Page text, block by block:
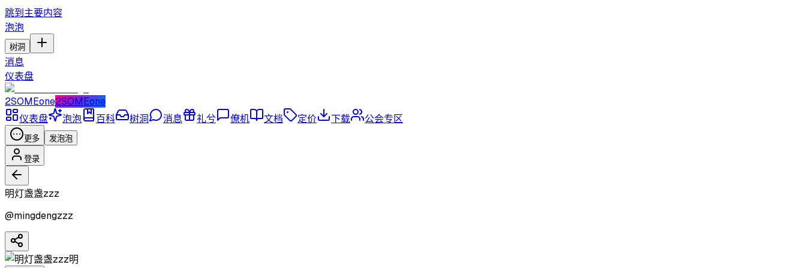
跳到主要内容
泡泡
树洞
消息
仪表盘
2SOMEone2SOMEone
仪表盘
泡泡 百科 树洞 消息 礼兮 僚机 文档 定价 下载 公会专区
更多 发泡泡
登录
明灯盏盏zzz
@mingdengzzz
明